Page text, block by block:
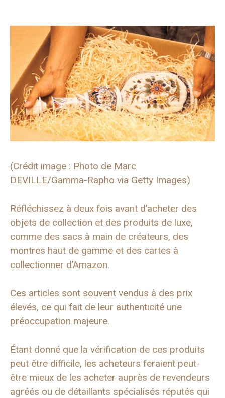
(Crédit image : Photo de Marc
DEVILLE/Gamma-Rapho via Getty Images)
Réfléchissez à deux fois avant d’acheter des
objets de collection et des produits de luxe,
comme des sacs à main de créateurs, des
montres haut de gamme et des cartes à
collectionner d’Amazon.
Ces articles sont souvent vendus à des prix
élevés, ce qui fait de leur authenticité une
préoccupation majeure.
Étant donné que la vérification de ces produits
peut être difficile, les acheteurs feraient peut-
être mieux de les acheter auprès de revendeurs
agréés ou de détaillants spécialisés réputés qui